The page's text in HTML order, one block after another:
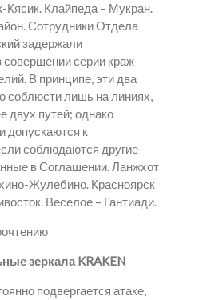
Кясик. Клайпеда – Мукран.
Сотрудники Отдела
задержали
совершении серии краж
В принципе, эти два
соблюсти лишь на линиях,
двух путей; однако
допускаются к
соблюдаются другие
в Соглашении. Ланжхот
Жулебино. Красноярск
Веселое – Гантиади.
зеркала KRAKEN
подвергается атаке,